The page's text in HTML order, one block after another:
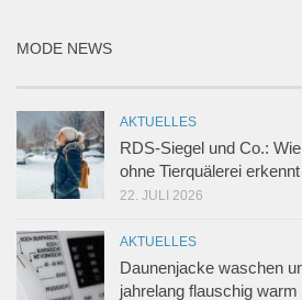
MODE NEWS
AKTUELLES
RDS-Siegel und Co.:
ohne Tierquälerei erkennt
22. JULI 2026
AKTUELLES
Daunenjacke waschen
jahrelang flauschig warm